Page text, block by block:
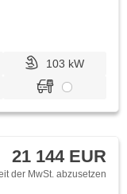
103 kW
21 144 EUR
der MwSt. abzusetzen